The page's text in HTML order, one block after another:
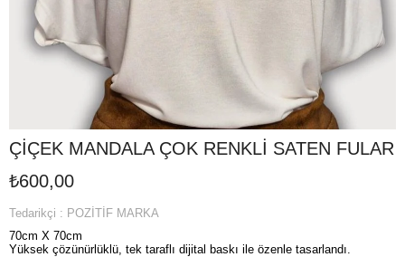
ÇİÇEK MANDALA ÇOK RENKLİ SATEN FULAR
₺600,00
Tedarikçi : POZİTİF MARKA
70cm X 70cm
Yüksek çözünürlüklü, tek taraflı dijital baskı ile özenle tasarlandı.